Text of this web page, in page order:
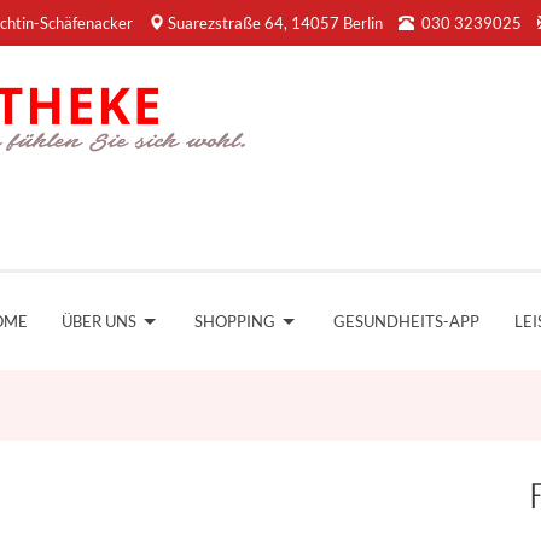
Schäfenacker Suarezstraße 64, 14057 Berlin 030 3239025
ÜBER UNS SHOPPING GESUNDHEITS-APP